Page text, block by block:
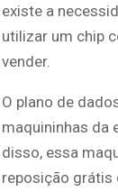
existe a
utilizar um chip
vender.
O plano de
maquininhas da
disso, essa
reposição grátis